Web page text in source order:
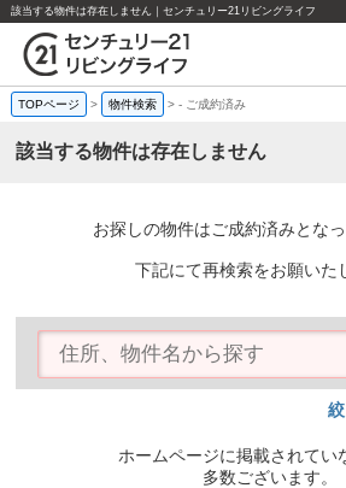
該当する物件は存在しません｜センチュリー21リビングライフ
TOPページ > 物件検索 >- ご成約済み
該当する物件は存在しません
お探しの物件はご成約済みとなっ
下記にて再検索をお願いた
ホームページに掲載されてい
多数ございます。